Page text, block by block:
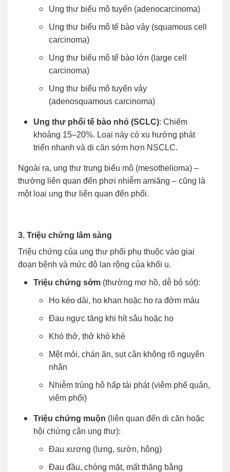
Ung thư biểu mô tuyến (adenocarcinoma)
Ung thư biểu mô tế bào vảy (squamous cell
carcinoma)
Ung thư biểu mô tế bào lớn (large cell
carcinoma)
Ung thư biểu mô tuyến vảy
(adenosquamous carcinoma)
Ung thư phổi tế bào nhỏ (SCLC): Chiếm
khoảng 15–20%. Loại này có xu hướng phát
triển nhanh và di căn sớm hơn NSCLC.
Ngoài ra, ung thư trung biểu mô (mesothelioma) –
thường liên quan đến phơi nhiễm amiăng – cũng là
một loại ung thư liên quan đến phổi.
3. Triệu chứng lâm sàng
Triệu chứng của ung thư phổi phụ thuộc vào giai
đoạn bệnh và mức độ lan rộng của khối u.
Triệu chứng sớm (thường mơ hồ, dễ bỏ sót):
Ho kéo dài, ho khan hoặc ho ra đờm máu
Đau ngực tăng khi hít sâu hoặc ho
Khó thở, thở khò khè
Mệt mỏi, chán ăn, sụt cân không rõ nguyên
nhân
Nhiễm trùng hô hấp tái phát (viêm phế quản,
viêm phổi)
Triệu chứng muộn (liên quan đến di căn hoặc
hội chứng cận ung thư):
Đau xương (lưng, sườn, hông)
Đau đầu, chóng mặt, mất thăng bằng